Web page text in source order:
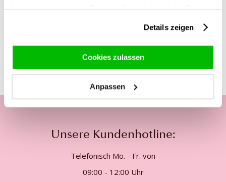
Details zeigen
Cookies zulassen
Anpassen
interessieren
Unsere Kundenhotline:
Telefonisch Mo. - Fr. von
09:00 - 12:00 Uhr